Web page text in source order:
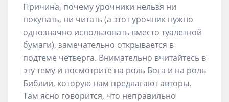
Причина, почему урочники нельзя ни
покупать, ни читать (а этот урочник нужно
однозначно использовать вместо туалетной
бумаги), замечательно открывается в
подтеме четверга. Внимательно вчитайтесь в
эту тему и посмотрите на роль Бога и на роль
Библии, которую нам предлагают авторы.
Там ясно говорится, что неправильно